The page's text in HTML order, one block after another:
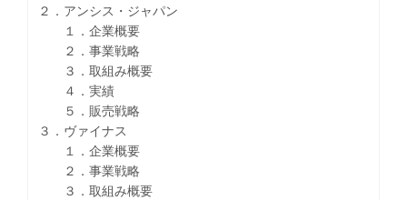
２．アンシス・ジャパン
１．企業概要
２．事業戦略
３．取組み概要
４．実績
５．販売戦略
３．ヴァイナス
１．企業概要
２．事業戦略
３．取組み概要